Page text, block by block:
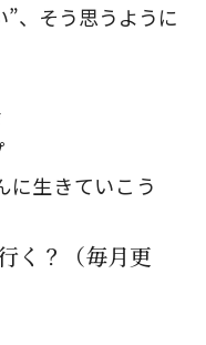
、そう思うように
生きていこう
く？（毎月更